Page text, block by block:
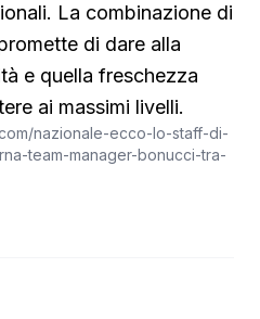
La combinazione di
di dare alla
e quella freschezza
ai massimi livelli.
nazionale-ecco-lo-staff-di-
team-manager-bonucci-tra-